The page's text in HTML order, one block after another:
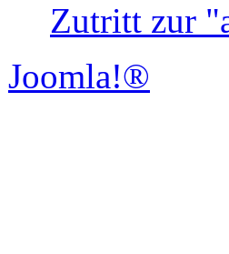
Zutritt zur
Joomla!®